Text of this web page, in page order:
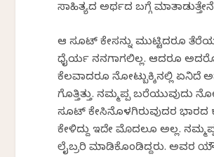
ಸಾಹಿತ್ಯದ ಅರ್ಥದ ಬಗ್ಗೆ
ಆ ಸೂಟ್ ಕೇಸನ್ನು ಮುಟ್ಟಿದರೂ
ಧೈರ್ಯ ನನಗಾಗಲಿಲ್ಲ. ಆದರೂ
ಕೆಲವಾದರೂ ನೋಟ್ಬುಕ್ಕಿನಲ್ಲಿ ಏನಿದೆ
ಗೊತ್ತಿತ್ತು. ನಮ್ಮಪ್ಪ ಬರೆಯುವುದು
ಸೂಟ್ ಕೇಸಿನೊಳಗಿರುವುದರ ಭಾರದ
ಕೇಳಿದ್ದು ಇದೇ ಮೊದಲೂ ಅಲ್ಲ.
ಲೈಬ್ರರಿ ಮಾಡಿಕೊಂಡಿದ್ದರು. ಅವರ